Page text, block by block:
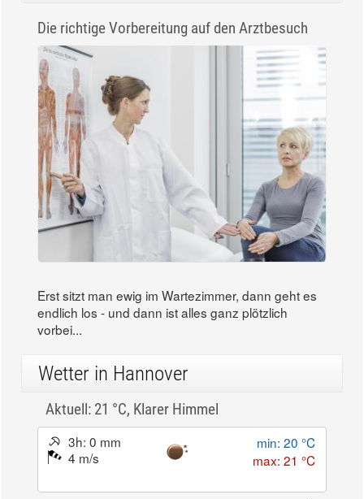
Die richtige Vorbereitung auf den Arztbesuch
Erst sitzt man ewig im Wartezimmer, dann geht es
endlich los - und dann ist alles ganz plötzlich
vorbei...
Wetter in Hannover
Aktuell: 21 °C, Klarer Himmel
3h: 0 mm
4 m/s
min: 20 °C
max: 21 °C